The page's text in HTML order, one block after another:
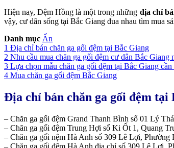
Hiện nay, Đệm Hồng là một trong những địa chỉ
vậy, cư dân sống tại Bắc Giang đua nhau tìm mua
Danh mục Ẩn
1 Địa chỉ bán chăn ga gối đệm tại Bắc Giang
2 Nhu cầu mua chăn ga gối đệm cư dân Bắc Giang
3 Lựa chọn mẫu chăn ga gối đệm tại Bắc Giang
4 Mua chăn ga gối đệm Bắc Giang
Địa chỉ bán chăn ga gối đệm tại
– Chăn ga gối đệm Grand Thanh Bình số 01 Lý
– Chăn ga gối đệm Trung Hợi số Ki Ốt 1, Quang
– Chăn ga gối nệm Hà Anh số 309 Lê Lợi, Phường
– Chăn ga gối đệm Hà Anh địa chỉ số 309 Lê Lợi,